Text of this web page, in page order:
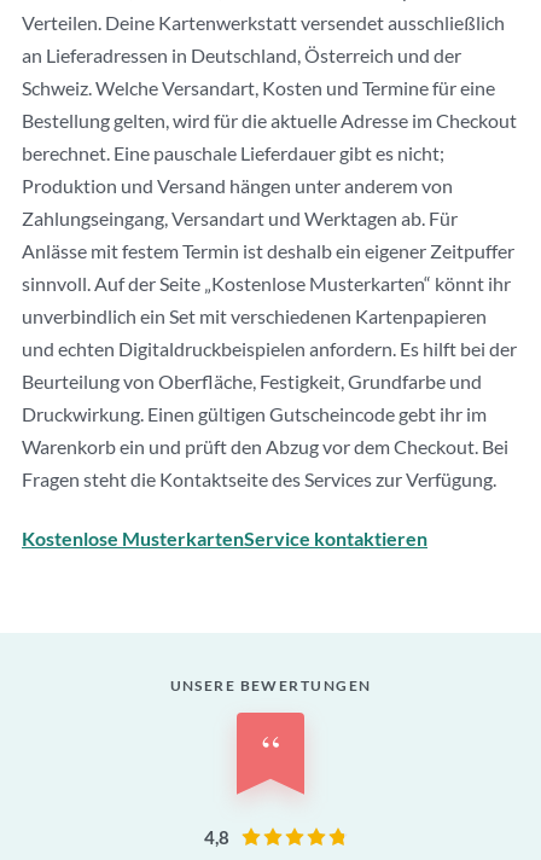
Verteilen. Deine Kartenwerkstatt versendet ausschließlich
an Lieferadressen in Deutschland, Österreich und der
Schweiz. Welche Versandart, Kosten und Termine für eine
Bestellung gelten, wird für die aktuelle Adresse im Checkout
berechnet. Eine pauschale Lieferdauer gibt es nicht;
Produktion und Versand hängen unter anderem von
Zahlungseingang, Versandart und Werktagen ab. Für
Anlässe mit festem Termin ist deshalb ein eigener Zeitpuffer
sinnvoll. Auf der Seite „Kostenlose Musterkarten“ könnt ihr
unverbindlich ein Set mit verschiedenen Kartenpapieren
und echten Digitaldruckbeispielen anfordern. Es hilft bei der
Beurteilung von Oberfläche, Festigkeit, Grundfarbe und
Druckwirkung. Einen gültigen Gutscheincode gebt ihr im
Warenkorb ein und prüft den Abzug vor dem Checkout. Bei
Fragen steht die Kontaktseite des Services zur Verfügung.
Kostenlose MusterkartenService kontaktieren
UNSERE BEWERTUNGEN
“
4,8